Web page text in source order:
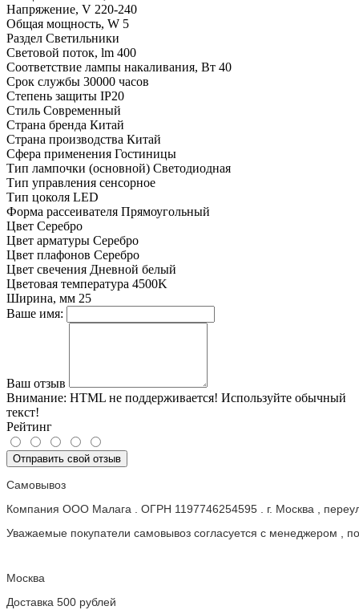
Напряжение, V 220-240
Общая мощность, W 5
Раздел Светильники
Световой поток, lm 400
Соответствие лампы накаливания, Вт 40
Срок службы 30000 часов
Степень защиты IP20
Стиль Современный
Страна бренда Китай
Страна производства Китай
Сфера применения Гостиницы
Тип лампочки (основной) Светодиодная
Тип управления сенсорное
Тип цоколя LED
Форма рассеивателя Прямоугольный
Цвет Серебро
Цвет арматуры Серебро
Цвет плафонов Серебро
Цвет свечения Дневной белый
Цветовая температура 4500K
Ширина, мм 25
Ваше имя:
Ваш отзыв
Внимание: HTML не поддерживается! Используйте обычный
текст!
Рейтинг
Отправить свой отзыв
Самовывоз
Компания ООО Малага . ОГРН 1197746254595 . г. Москва ,
Уважаемые покупатели самовывоз согласуется с менеджером ,
Москва
Доставка 500 рублей